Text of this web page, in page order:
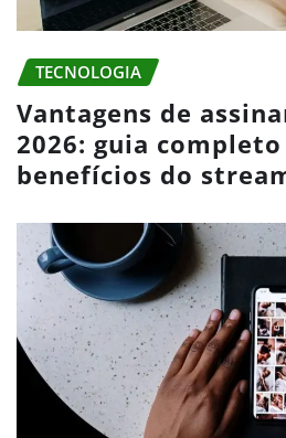
TECNOLOGIA
Vantagens de
2026: guia completo
benefícios do